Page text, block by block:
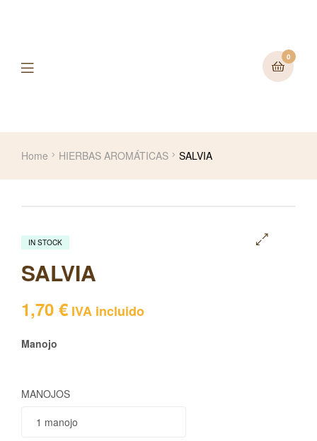
0
Home HIERBAS AROMÁTICAS SALVIA
IN STOCK
SALVIA
1,70 € IVA incluido
Manojo
MANOJOS